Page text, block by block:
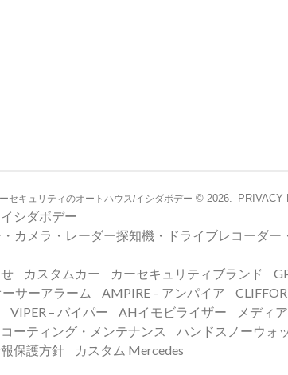
セキュリティのオートハウス/イシダボデー © 2026. PRIVACY
イシダボデー
カメラ・レーダー探知機・ドライブレコーダ
カスタムカー カーセキュリティブランド
サーアラーム
AMPIRE – アンパイア
VIPER – バイパー AHイモビライザー メディ
コーティング・メンテナンス ハンドスノーウォ
保護方針 カスタム Mercedes